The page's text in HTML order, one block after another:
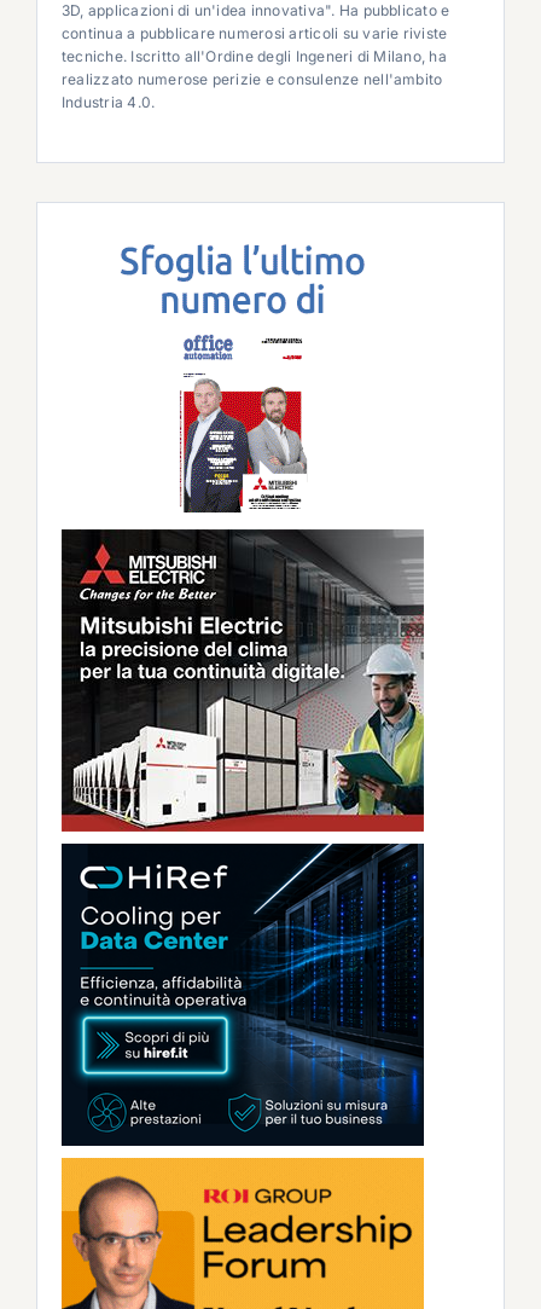
3D, applicazioni di un'idea innovativa". Ha pubblicato e
continua a pubblicare numerosi articoli su varie riviste
tecniche. Iscritto all'Ordine degli Ingeneri di Milano, ha
realizzato numerose perizie e consulenze nell'ambito
Industria 4.0.